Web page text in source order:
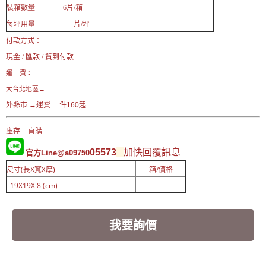
裝箱數量
6片/箱
每坪用量
片/坪
付款方式：
現金 / 匯款 / 貨到付款
運 費：
大台北地區→
外縣市 →運費 一件160起
庫存 + 直購
官方Line@a0975005573
加快回覆訊息
尺寸(長X寬X厚)
箱/價格
19X19X 8 (cm)
我要詢價